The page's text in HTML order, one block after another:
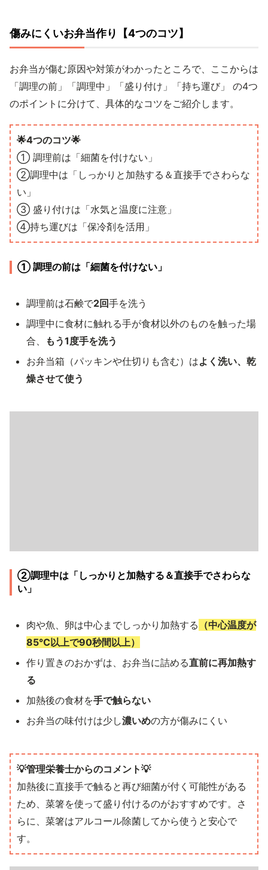
傷みにくいお弁当作り【4つのコツ】
お弁当が傷む原因や対策がわかったところで、ここからは
「調理の前」「調理中」「盛り付け」「持ち運び」 の4つ
のポイントに分けて、具体的なコツをご紹介します。
🌟4つのコツ🌟
① 調理前は「細菌を付けない」
②調理中は「しっかりと加熱する＆直接手でさわらな
い」
③ 盛り付けは「水気と温度に注意」
④持ち運びは「保冷剤を活用」
① 調理の前は「細菌を付けない」
調理前は石鹸で2回手を洗う
調理中に食材に触れる手が食材以外のものを触った場
合、
もう1度手を洗う
お弁当箱（パッキンや仕切りも含む）はよく洗い、乾
燥させて使う
②調理中は「しっかりと加熱する＆直接手でさわらな
い」
肉や魚、卵は中心までしっかり加熱する （中心温度が
85℃以上で90秒間以上）
作り置きのおかずは、お弁当に詰める直前に再加熱す
る
加熱後の食材を手で触らない
お弁当の味付けは少し濃いめの方が傷みにくい
💡管理栄養士からのコメント💡
加熱後に直接手で触ると再び細菌が付く可能性がある
ため、菜箸を使って盛り付けるのがおすすめです。さ
らに、菜箸はアルコール除菌してから使うと安心で
す。